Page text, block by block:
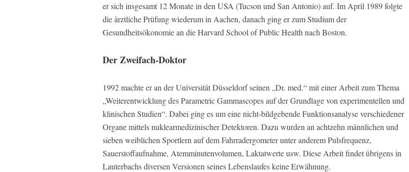
er sich insgesamt 12 Monate in den USA (Tucson und San Antonio) auf. Im April 1989 folgte
die ärztliche Prüfung wiederum in Aachen, danach ging er zum Studium der
Gesundheitsökonomie an die Harvard School of Public Health nach Boston.
Der Zweifach-Doktor
1992 machte er an der Universität Düsseldorf seinen „Dr. med.“ mit einer Arbeit zum Thema
„Weiterentwicklung des Parametric Gammascopes auf der Grundlage von experimentellen und
klinischen Studien“. Dabei ging es um eine nicht-bildgebende Funktionsanalyse verschiedener
Organe mittels nuklearmedizinischer Detektoren. Dazu wurden an achtzehn männlichen und
sieben weiblichen Sportlern auf dem Fahrradergometer unter anderem Pulsfrequenz,
Sauerstoffaufnahme, Atemminutenvolumen, Laktatwerte usw. Diese Arbeit findet übrigens in
Lauterbachs diversen Versionen seines Lebenslaufes keine Erwähnung.